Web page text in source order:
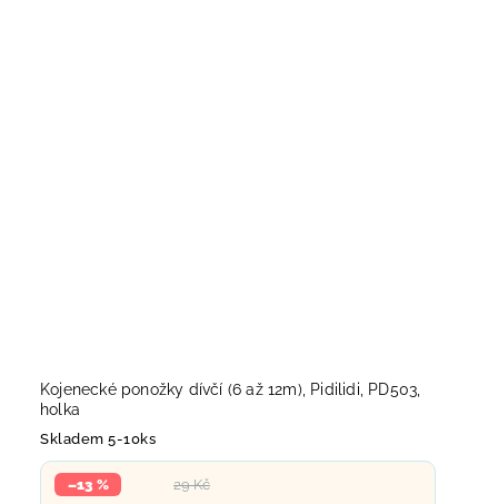
Kojenecké ponožky dívčí (6 až 12m), Pidilidi, PD503,
holka
Skladem 5-10ks
29 Kč
–13 %